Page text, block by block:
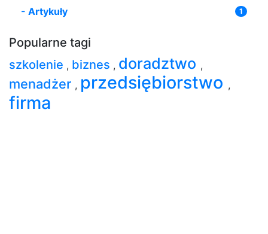
- Artykuły 1
Popularne tagi
szkolenie , biznes , doradztwo ,
menadżer , przedsiębiorstwo ,
firma